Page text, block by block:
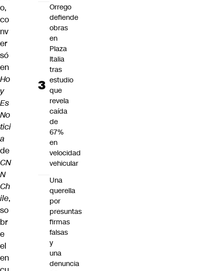
o,
co
nv
er
só
en
Ho
y
Es
No
tici
a
de
CN
N
Ch
ile,
so
br
e
el
en
Orrego
defiende
obras
en
Plaza
Italia
tras
estudio
que
revela
caída
de
67%
en
velocidad
vehicular
Una
querella
por
presuntas
firmas
falsas
y
una
denuncia